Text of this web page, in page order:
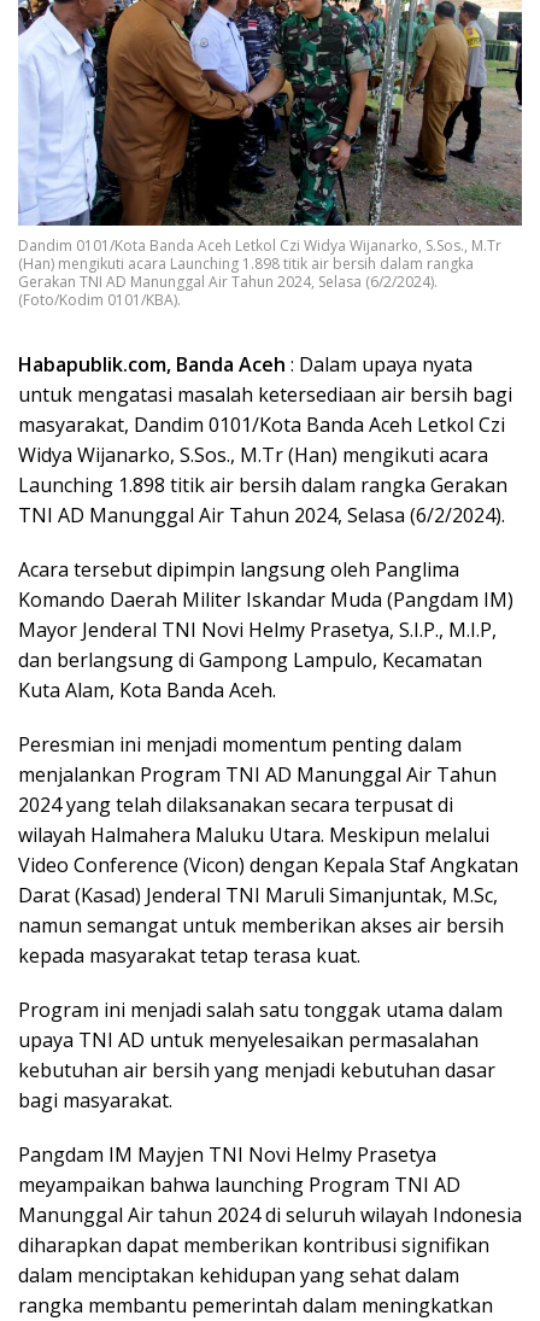
Dandim 0101/Kota Banda Aceh Letkol Czi Widya Wijanarko, S.Sos., M.Tr
(Han) mengikuti acara Launching 1.898 titik air bersih dalam rangka
Gerakan TNI AD Manunggal Air Tahun 2024, Selasa (6/2/2024).
(Foto/Kodim 0101/KBA).
Habapublik.com, Banda Aceh : Dalam upaya nyata
untuk mengatasi masalah ketersediaan air bersih bagi
masyarakat, Dandim 0101/Kota Banda Aceh Letkol Czi
Widya Wijanarko, S.Sos., M.Tr (Han) mengikuti acara
Launching 1.898 titik air bersih dalam rangka Gerakan
TNI AD Manunggal Air Tahun 2024, Selasa (6/2/2024).
Acara tersebut dipimpin langsung oleh Panglima
Komando Daerah Militer Iskandar Muda (Pangdam IM)
Mayor Jenderal TNI Novi Helmy Prasetya, S.I.P., M.I.P,
dan berlangsung di Gampong Lampulo, Kecamatan
Kuta Alam, Kota Banda Aceh.
Peresmian ini menjadi momentum penting dalam
menjalankan Program TNI AD Manunggal Air Tahun
2024 yang telah dilaksanakan secara terpusat di
wilayah Halmahera Maluku Utara. Meskipun melalui
Video Conference (Vicon) dengan Kepala Staf Angkatan
Darat (Kasad) Jenderal TNI Maruli Simanjuntak, M.Sc,
namun semangat untuk memberikan akses air bersih
kepada masyarakat tetap terasa kuat.
Program ini menjadi salah satu tonggak utama dalam
upaya TNI AD untuk menyelesaikan permasalahan
kebutuhan air bersih yang menjadi kebutuhan dasar
bagi masyarakat.
Pangdam IM Mayjen TNI Novi Helmy Prasetya
meyampaikan bahwa launching Program TNI AD
Manunggal Air tahun 2024 di seluruh wilayah Indonesia
diharapkan dapat memberikan kontribusi signifikan
dalam menciptakan kehidupan yang sehat dalam
rangka membantu pemerintah dalam meningkatkan